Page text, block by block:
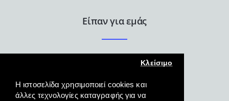
Η ιστοσελίδα χρησιμοποιεί cookies και
άλλες τεχνολογίες καταγραφής για να
Κλείσιμο
Είπαν για εμάς